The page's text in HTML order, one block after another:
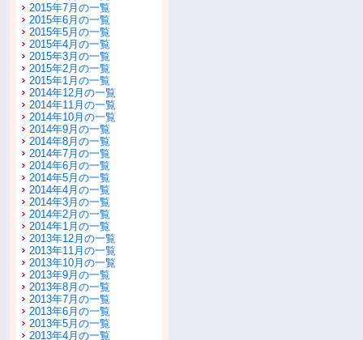
2015年7月の一覧
2015年6月の一覧
2015年5月の一覧
2015年4月の一覧
2015年3月の一覧
2015年2月の一覧
2015年1月の一覧
2014年12月の一覧
2014年11月の一覧
2014年10月の一覧
2014年9月の一覧
2014年8月の一覧
2014年7月の一覧
2014年6月の一覧
2014年5月の一覧
2014年4月の一覧
2014年3月の一覧
2014年2月の一覧
2014年1月の一覧
2013年12月の一覧
2013年11月の一覧
2013年10月の一覧
2013年9月の一覧
2013年8月の一覧
2013年7月の一覧
2013年6月の一覧
2013年5月の一覧
2013年4月の一覧